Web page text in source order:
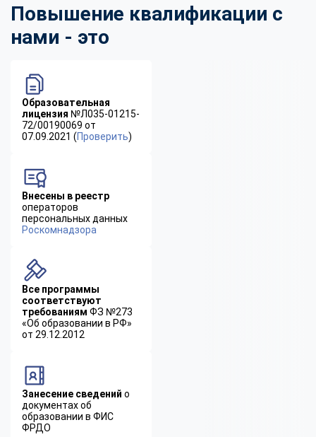
Повышение квалификации с
нами - это
Образовательная
лицензия №Л035-01215-
72/00190069 от
07.09.2021 (Проверить)
Внесены в реестр
операторов
персональных данных
Роскомнадзора
Все программы
соответствуют
требованиям ФЗ №273
«Об образовании в РФ»
от 29.12.2012
Занесение сведений о
документах об
образовании в ФИС
ФРДО